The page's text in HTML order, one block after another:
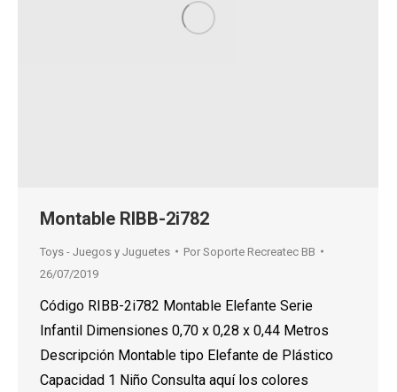
Montable RIBB-2i782
Toys - Juegos y Juguetes Por Soporte Recreatec BB
26/07/2019
Código RIBB-2i782 Montable Elefante Serie
Infantil Dimensiones 0,70 x 0,28 x 0,44 Metros
Descripción Montable tipo Elefante de Plástico
Capacidad 1 Niño Consulta aquí los colores